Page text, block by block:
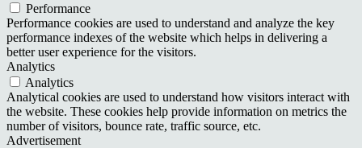
Performance
Performance cookies are used to understand and analyze the key
performance indexes of the website which helps in delivering a
better user experience for the visitors.
Analytics
Analytics
Analytical cookies are used to understand how visitors interact with
the website. These cookies help provide information on metrics the
number of visitors, bounce rate, traffic source, etc.
Advertisement